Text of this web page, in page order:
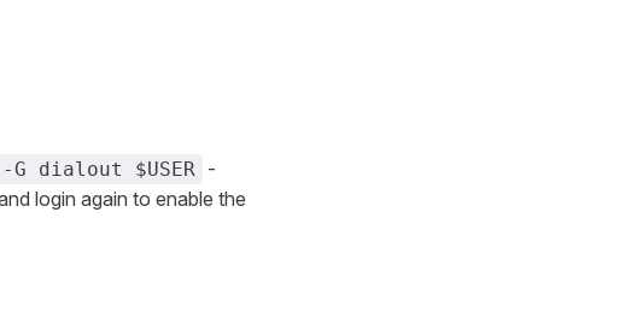
G dialout $USER -
login again to enable the